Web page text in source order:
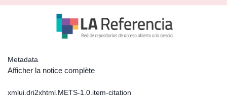
Metadata
Afficher la notice complète
xmlui.dri2xhtml.METS-1.0.item-citation